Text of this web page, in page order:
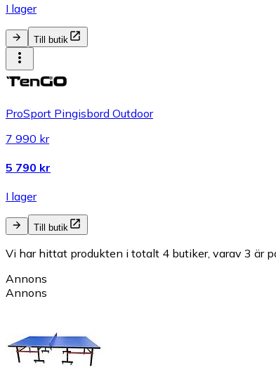
I lager
Till butik
ProSport Pingisbord Outdoor
7 990 kr
5 790 kr
I lager
Till butik
Vi har hittat produkten i totalt 4 butiker, varav 3 är
Annons
Annons